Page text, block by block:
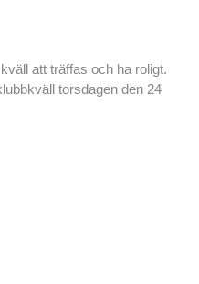
att träffas och ha roligt.
torsdagen den 24